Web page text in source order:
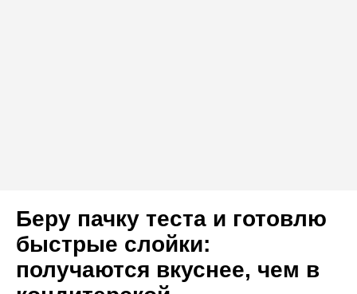
Беру пачку теста и готовлю
быстрые слойки:
получаются вкуснее, чем в